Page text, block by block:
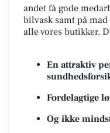
andet få gode
bilvask samt på
alle vores butikker.
En attraktiv
Fordelagtige
Og ikke